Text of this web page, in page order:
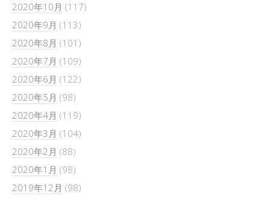
2020年10月 (117)
2020年9月 (113)
2020年8月 (101)
2020年7月 (109)
2020年6月 (122)
2020年5月 (98)
2020年4月 (119)
2020年3月 (104)
2020年2月 (88)
2020年1月 (98)
2019年12月 (98)